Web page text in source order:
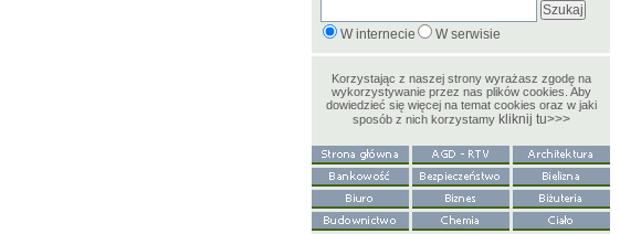
W internecie W serwisie
Korzystając z naszej strony wyrażasz zgodę na
wykorzystywanie przez nas plików cookies. Aby
dowiedzieć się więcej na temat cookies oraz w jaki
sposób z nich korzystamy kliknij tu>>>